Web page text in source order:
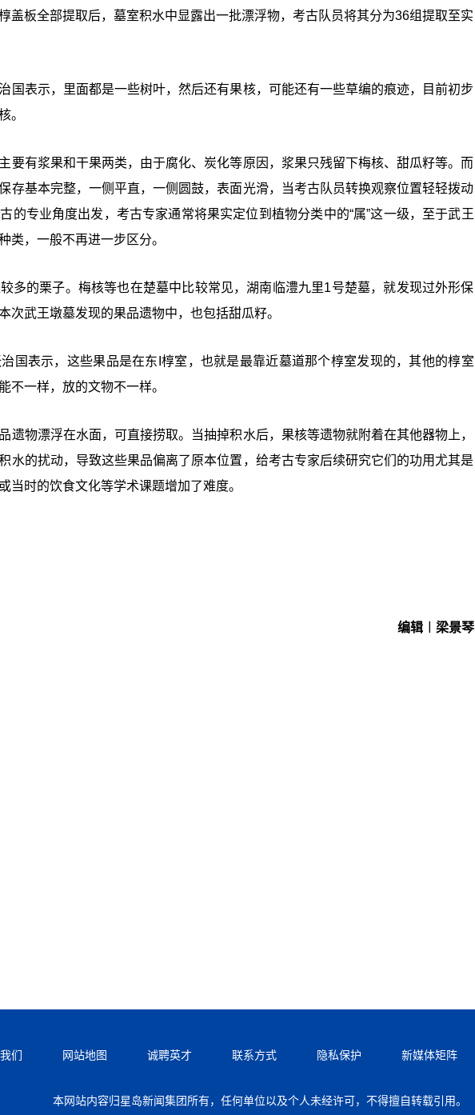
盖板全部提取后，墓室积水中显露出一批漂浮物，考古队员将其分为36组提取至实
国表示，里面都是一些树叶，然后还有果核，可能还有一些草编的痕迹，目前初步
。
要有浆果和干果两类，由于腐化、炭化等原因，浆果只残留下梅核、甜瓜籽等。而
存基本完整，一侧平直，一侧圆鼓，表面光滑，当考古队员转换观察位置轻轻拨动
的专业角度出发，考古专家通常将果实定位到植物分类中的“属”这一级，至于武王
类，一般不再进一步区分。
多的栗子。梅核等也在楚墓中比较常见，湖南临澧九里1号楚墓，就发现过外形保
次武王墩墓发现的果品遗物中，也包括甜瓜籽。
国表示，这些果品是在东I椁室，也就是最靠近墓道那个椁室发现的，其他的椁室
不一样，放的文物不一样。
遗物漂浮在水面，可直接捞取。当抽掉积水后，果核等遗物就附着在其他器物上，
水的扰动，导致这些果品偏离了原本位置，给考古专家后续研究它们的功用尤其是
当时的饮食文化等学术课题增加了难度。
编辑︱梁景琴
们 网站地图 诚聘英才 联系方式 隐私保护 新媒体矩阵
本网站内容归星岛新闻集团所有，任何单位以及个人未经许可，不得擅自转载引用。